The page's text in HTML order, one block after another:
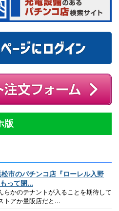
版
松市のパチンコ店『ローレル入野
って閉...
らかのテナントが入ることを期待して
トアか量販店だと...